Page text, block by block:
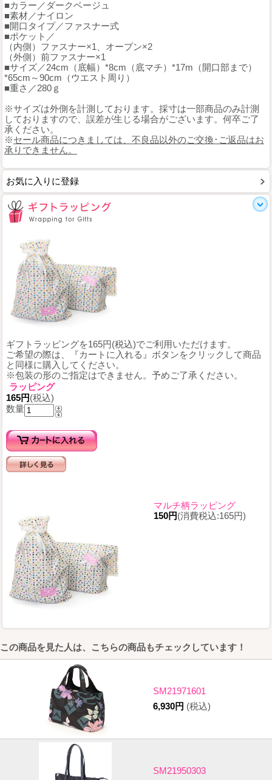
■カラー／ダークベージュ
■素材／ナイロン
■開口タイプ／ファスナー式
■ポケット／
（内側）ファスナー×1、オープン×2
（外側）前ファスナー×1
■サイズ／24cm（底幅）*8cm（底マチ）*17m（開口部まで）
*65cm～90cm（ウエスト周り）
■重さ／280ｇ
※サイズは外側を計測しております。採寸は一部商品のみ計測
しておりますので、誤差が生じる場合がございます。何卒ご了
承ください。
※セール商品につきましては、不良品以外のご交換･ご返品はお
承りできません。
お気に入りに登録
ギフトラッピングを165円(税込)でご利用いただけます。
ご希望の際は、『カートに入れる』ボタンをクリックして商品
と同様に購入してください。
※包装の形のご指定はできません。予めご了承ください。
ラッピング
165円(税込)
数量
マルチ柄ラッピング
150円(消費税込:165円)
この商品を見た人は、こちらの商品もチェックしています！
SM21971601
6,930円 (税込)
SM21950303